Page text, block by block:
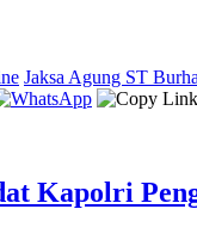
Jaksa Agung ST
Kapolri